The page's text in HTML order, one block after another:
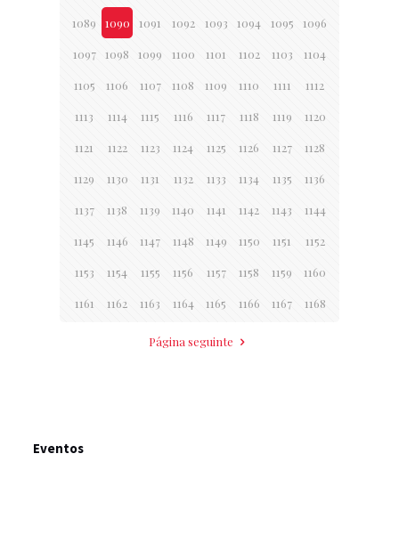
1089 1090 1091 1092 1093 1094 1095 1096
1097 1098 1099 1100 1101 1102 1103 1104
1105 1106 1107 1108 1109 1110 1111 1112
1113 1114 1115 1116 1117 1118 1119 1120
1121 1122 1123 1124 1125 1126 1127 1128
1129 1130 1131 1132 1133 1134 1135 1136
1137 1138 1139 1140 1141 1142 1143 1144
1145 1146 1147 1148 1149 1150 1151 1152
1153 1154 1155 1156 1157 1158 1159 1160
1161 1162 1163 1164 1165 1166 1167 1168
Página seguinte
Eventos